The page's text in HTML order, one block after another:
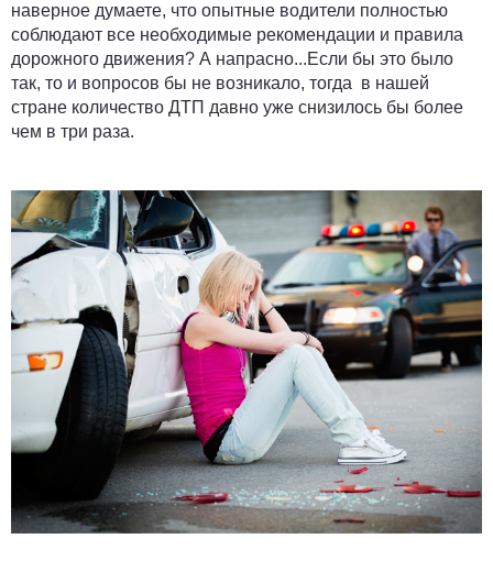
наверное думаете, что опытные водители полностью
соблюдают все необходимые рекомендации и правила
дорожного движения? А напрасно...Если бы это было
так, то и вопросов бы не возникало, тогда в нашей
стране количество ДТП давно уже снизилось бы более
чем в три раза.